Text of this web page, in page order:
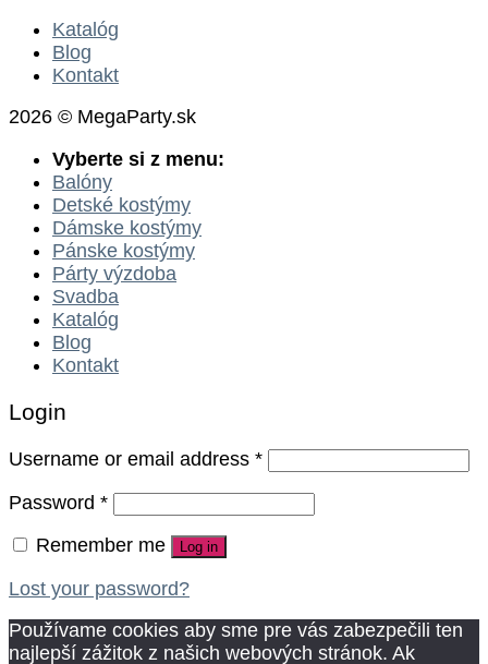
Katalóg
Blog
Kontakt
2026 © MegaParty.sk
Vyberte si z menu:
Balóny
Detské kostýmy
Dámske kostýmy
Pánske kostýmy
Párty výzdoba
Svadba
Katalóg
Blog
Kontakt
Login
Username or email address *
Password *
Remember me
Log in
Lost your password?
Používame cookies aby sme pre vás zabezpečili ten
najlepší zážitok z našich webových stránok. Ak